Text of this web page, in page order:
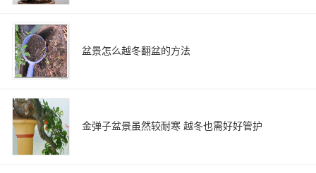
盆景怎么越冬翻盆的方法
金弹子盆景虽然较耐寒 越冬也需好好管护